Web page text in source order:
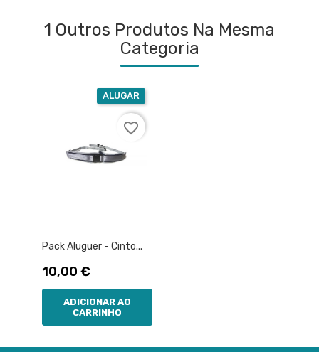
1 Outros Produtos Na Mesma
Categoria
ALUGAR
favorite_border
Pack Aluguer - Cinto...
Preço
10,00 €
ADICIONAR AO
CARRINHO